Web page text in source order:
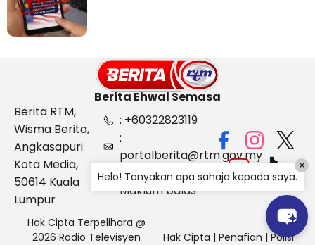
Berita Ehwal Semasa
Berita RTM,
Wisma Berita,
Angkasapuri
Kota Media,
50614 Kuala
Lumpur
: +60322823119
:
portalberita@rtm.gov.my
: Aduan &
Maklum balas
Hak Cipta Terpelihara @
2026 Radio Televisyen
Hak Cipta | Penafian | Polisi
Helo! Tanyakan apa sahaja kepada saya.
×